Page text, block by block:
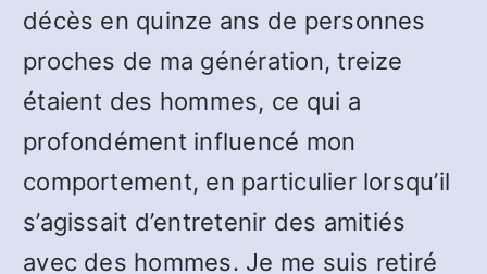
décès en quinze ans de personnes
proches de ma génération, treize
étaient des hommes, ce qui a
profondément influencé mon
comportement, en particulier lorsqu’il
s’agissait d’entretenir des amitiés
avec des hommes. Je me suis retiré